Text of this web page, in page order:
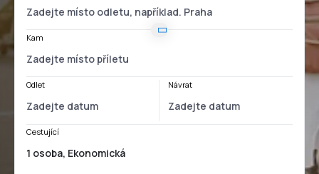
Kam
Odlet Návrat
Cestující